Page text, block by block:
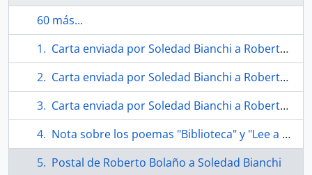
60 más...
Carta enviada por Soledad Bianchi a Roberto Bolaño
Carta enviada por Soledad Bianchi a Roberto Bolaño
Carta enviada por Soledad Bianchi a Roberto Bolaño
Nota sobre los poemas "Biblioteca" y "Lee a los viejos poetas" enviada por Roberto Bolaño a Soledad Bianchi
Postal de Roberto Bolaño a Soledad Bianchi